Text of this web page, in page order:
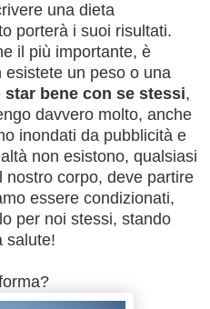
una dieta
porterà i suoi risultati.
il più importante, è
un peso o una
star bene con se stessi,
davvero molto, anche
inondati da pubblicità e
non esistono, qualsiasi
corpo, deve partire
essere condizionati,
per noi stessi, stando
salute!